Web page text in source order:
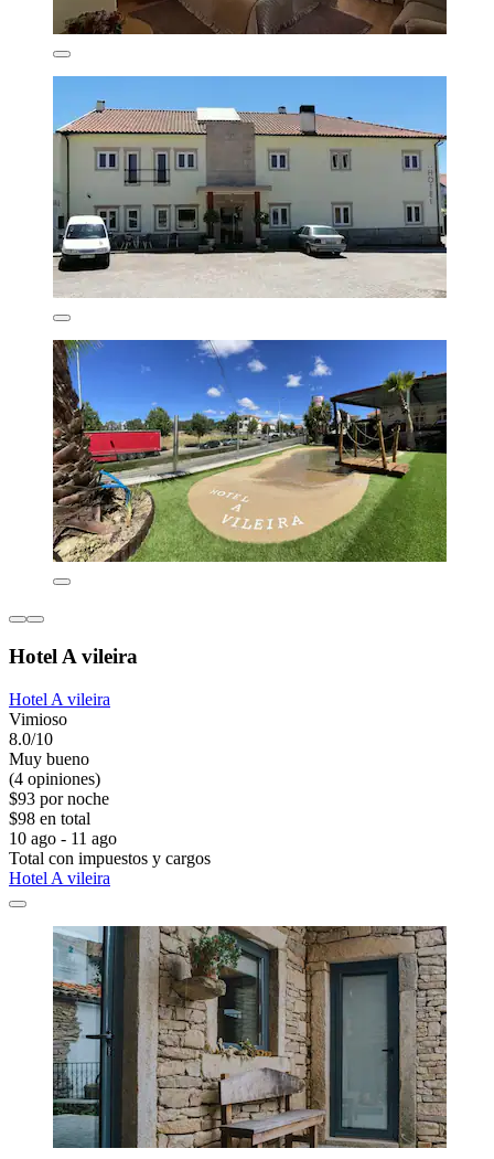
Hotel A vileira
Hotel A vileira
Vimioso
8.0/10
Muy bueno
(4 opiniones)
$93 por noche
$98 en total
10 ago - 11 ago
Total con impuestos y cargos
Hotel A vileira